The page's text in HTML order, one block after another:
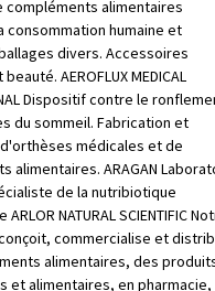
500ml
4 años atrás
Yotuel all in one dentifrico 75ml
4 años atrás